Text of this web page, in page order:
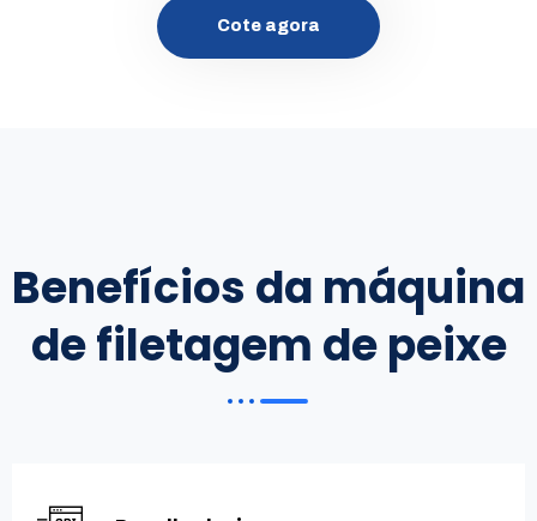
Cote agora
Benefícios da máquina
de filetagem de peixe